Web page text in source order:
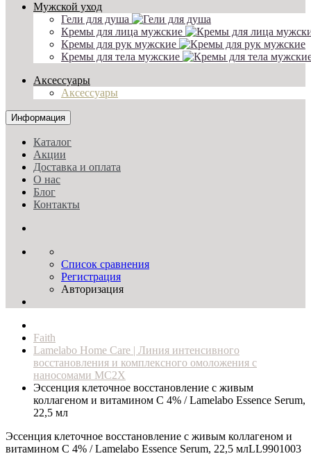
Мужской уход
Гели для душа
Кремы для лица мужские
Кремы для рук мужские
Кремы для тела мужские
Аксессуары
Аксессуары
Информация
Каталог
Акции
Доставка и оплата
О нас
Блог
Контакты
Список сравнения
Регистрация
Авторизация
Faith
Lamelabo Home Care | Линия интенсивного
восстановления и комплексного омоложения с
наносомами МС2Х
Эссенция клеточное восстановление с живым
коллагеном и витамином С 4% / Lamelabo Essence Serum,
22,5 мл
Эссенция клеточное восстановление с живым коллагеном и
витамином С 4% / Lamelabo Essence Serum, 22,5 млLL9901003